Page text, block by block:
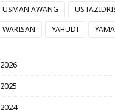
USMAN AWANG
WARISAN
YAHUDI
2026
2025
2024